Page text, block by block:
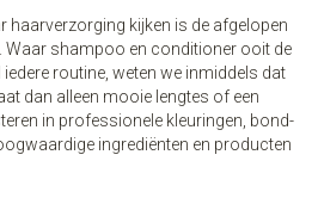
haarverzorging kijken is de afgelopen
Waar shampoo en conditioner ooit de
routine, weten we inmiddels dat
dan alleen mooie lengtes of een
in professionele kleuringen, bond-
ingrediënten en producten